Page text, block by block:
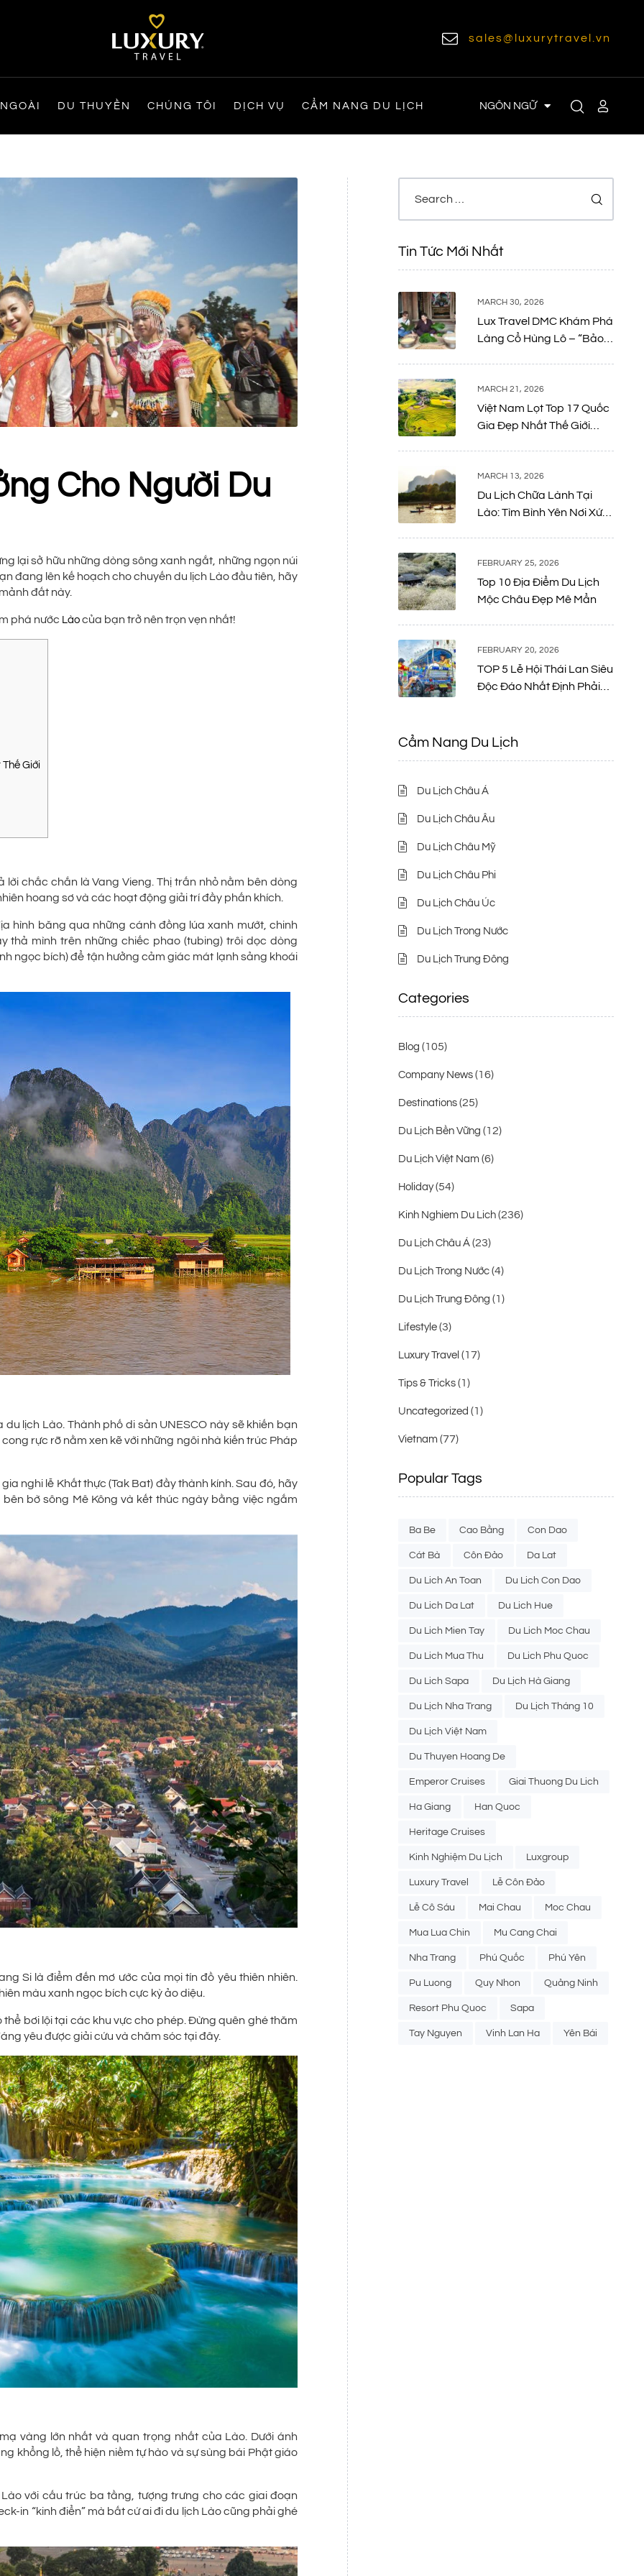
sales@luxurytravel.vn
DU THUYỀN CHÚNG TÔI DỊCH VỤ CẨM NANG DU LỊCH NGÔN NGỮ
Cho Người Du
lại sở hữu những dòng sông xanh ngắt, những ngọn núi
đang lên kế hoạch cho chuyến du lịch Lào đầu tiên, hãy
đất này.
phá nước Lào của bạn trở nên trọn vẹn nhất!
Giới
chắc chắn là Vang Vieng. Thị trấn nhỏ nằm bên dòng
hoang sơ và các hoạt động giải trí đầy phấn khích.
hình băng qua những cánh đồng lúa xanh mướt, chinh
thả mình trên những chiếc phao (tubing) trôi dọc dòng
ngọc bích) để tận hưởng cảm giác mát lạnh sảng khoái
lịch Lào. Thành phố di sản UNESCO này sẽ khiến bạn
rực rỡ nằm xen kẽ với những ngôi nhà kiến trúc Pháp
nghi lễ Khất thực (Tak Bat) đầy thành kính. Sau đó, hãy
bờ sông Mê Kông và kết thúc ngày bằng việc ngắm
Si là điểm đến mơ ước của mọi tín đồ yêu thiên nhiên.
màu xanh ngọc bích cực kỳ ảo diệu.
bơi lội tại các khu vực cho phép. Đừng quên ghé thăm
yêu được giải cứu và chăm sóc tại đây.
vàng lớn nhất và quan trọng nhất của Lào. Dưới ánh
khổng lồ, thể hiện niềm tự hào và sự sùng bái Phật giáo
với cấu trúc ba tầng, tượng trưng cho các giai đoạn
in “kinh điển” mà bất cứ ai đi du lịch Lào cũng phải ghé
Tin Tức Mới Nhất
MARCH 30, 2026
Lux Travel DMC Khám Phá
Làng Cổ Hùng Lô – “Bảo
MARCH 21, 2026
Việt Nam Lọt Top 17 Quốc
Gia Đẹp Nhất Thế Giới
Và Di Sản
MARCH 13, 2026
Du Lịch Chữa Lành Tại
Lào: Tìm Bình Yên Nơi Xứ
FEBRUARY 25, 2026
Top 10 Địa Điểm Du Lịch
Mộc Châu Đẹp Mê Mẩn
FEBRUARY 20, 2026
TOP 5 Lễ Hội Thái Lan Siêu
Độc Đáo Nhất Định Phải
Cẩm Nang Du Lịch
Du Lịch Châu Á
Du Lịch Châu Âu
Du Lịch Châu Mỹ
Du Lịch Châu Phi
Du Lịch Châu Úc
Du Lịch Trong Nước
Du Lịch Trung Đông
Categories
Blog (105)
Company News (16)
Destinations (25)
Du Lịch Bền Vững (12)
Du Lịch Việt Nam (6)
Holiday(54)
Kinh Nghiem Du Lich (236)
Du Lịch Châu Á (23)
Du Lịch Trong Nước (4)
Du Lịch Trung Đông (1)
Lifestyle (3)
Luxury Travel (17)
Tips & Tricks (1)
Uncategorized (1)
Vietnam (77)
Popular Tags
Ba Be Cao Bằng Con Dao
Cát Bà Côn Đảo Da Lat
Du Lich An Toan Du Lich Con Dao
Du Lich Da Lat Du Lich Hue
Du Lich Mien Tay Du Lich Moc Chau
Du Lich Mua Thu Du Lich Phu Quoc
Du Lich Sapa Du Lịch Hà Giang
Du Lịch Nha Trang Du Lịch Tháng 10
Du Lịch Việt Nam
Du Thuyen Hoang De
Emperor Cruises Giai Thuong Du Lich
Ha Giang Han Quoc
Heritage Cruises
Kinh Nghiệm Du Lịch Luxgroup
Luxury Travel Lễ Côn Đảo
Lễ Cô Sáu Mai Chau Moc Chau
Mua Lua Chin Mu Cang Chai
Nha Trang Phú Quốc Phú Yên
Pu Luong Quy Nhon Quảng Ninh
Resort Phu Quoc Sapa
Tay Nguyen Vinh Lan Ha Yên Bái